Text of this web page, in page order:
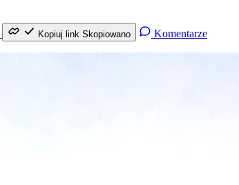
Kopiuj link Skopiowano Komentarze